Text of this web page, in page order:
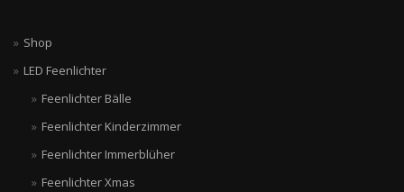
Shop
LED Feenlichter
Feenlichter Bälle
Feenlichter Kinderzimmer
Feenlichter Immerblüher
Feenlichter Xmas